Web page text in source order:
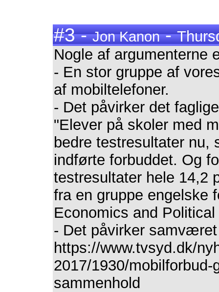
#3 -Jon Kanon-
Nogle af argumenterne
- En stor gruppe af
af mobiltelefoner.
- Det påvirker det
"Elever på skoler med
bedre testresultater nu,
indførte forbuddet. Og
testresultater hele 14,2
fra en gruppe engelske
Economics and
- Det påvirker
https://www.tvsyd.dk/
2017/1930/
sammenhold